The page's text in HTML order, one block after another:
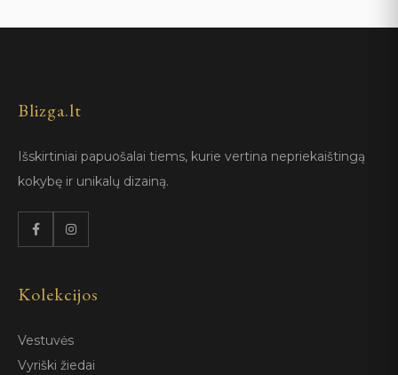
Blizga.lt
Išskirtiniai papuošalai tiems, kurie vertina nepriekaištingą
kokybę ir unikalų dizainą.
Kolekcijos
Vestuvės
Vyriški žiedai